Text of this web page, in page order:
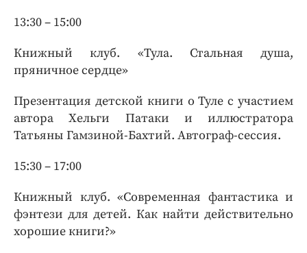
13:30 – 15:00
Книжный клуб. «Тула. Стальная душа,
пряничное сердце»
Презентация детской книги о Туле с участием
автора Хельги Патаки и иллюстратора
Татьяны Гамзиной-Бахтий. Автограф-сессия.
15:30 – 17:00
Книжный клуб. «Современная фантастика и
фэнтези для детей. Как найти действительно
хорошие книги?»